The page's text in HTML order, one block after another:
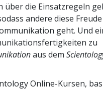
über die Einsatzregeln
andere diese
geht. Und
zu
aus dem
Online-Kursen,